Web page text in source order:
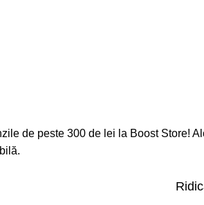
de peste 300 de lei la Boost Store!